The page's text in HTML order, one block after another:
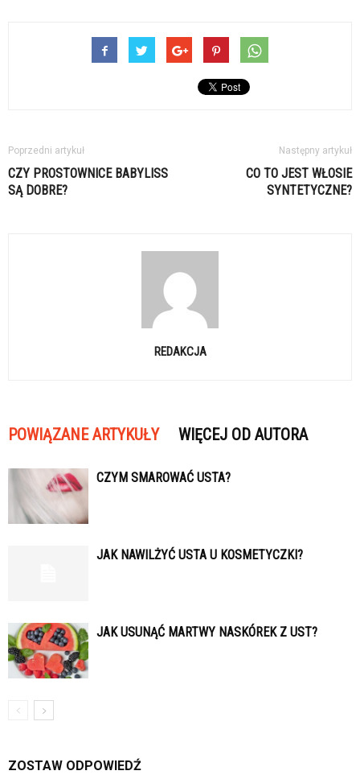
Poprzedni artykuł
CZY PROSTOWNICE BABYLISS
SĄ DOBRE?
Następny artykuł
CO TO JEST WŁOSIE
SYNTETYCZNE?
REDAKCJA
POWIĄZANE ARTYKUŁY WIĘCEJ OD AUTORA
CZYM SMAROWAĆ USTA?
JAK NAWILŻYĆ USTA U KOSMETYCZKI?
JAK USUNĄĆ MARTWY NASKÓREK Z UST?
ZOSTAW ODPOWIEDŹ